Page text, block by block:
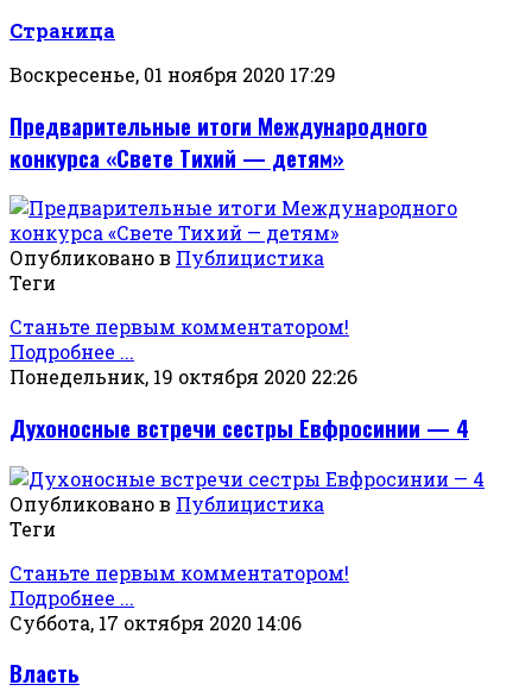
Страница
Воскресенье, 01 ноября 2020 17:29
Предварительные итоги Международного
конкурса «Свете Тихий — детям»
Опубликовано в Публицистика
Теги
Станьте первым комментатором!
Подробнее ...
Понедельник, 19 октября 2020 22:26
Духоносные встречи сестры Евфросинии — 4
Опубликовано в Публицистика
Теги
Станьте первым комментатором!
Подробнее ...
Суббота, 17 октября 2020 14:06
Власть